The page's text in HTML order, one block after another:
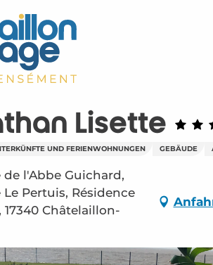
Lisette
UND FERIENWOHNUNGEN GEBÄUDE
de l'Abbe Guichard,
Le Pertuis, Résidence
17340 Châtelaillon-